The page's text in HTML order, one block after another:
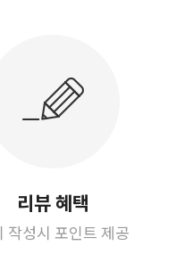
리뷰 혜택
작성시 포인트 제공